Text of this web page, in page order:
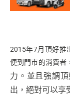
2015年7月頂好推
便到門市的消費者
力。並且強調
出，絕對可以享